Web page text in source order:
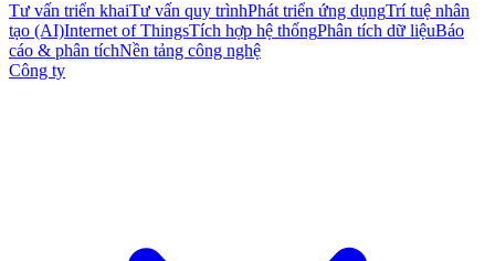
Tư vấn triển khaiTư vấn quy trìnhPhát triển ứng dụngTrí tuệ nhân
tạo (AI)Internet of ThingsTích hợp hệ thốngPhân tích dữ liệuBáo
cáo & phân tíchNền tảng công nghệ
Công ty